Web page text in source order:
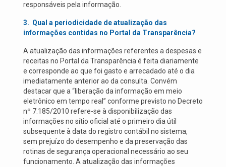
responsáveis pela informação.
3. Qual a periodicidade de atualização das
informações contidas no Portal da Transparência?
A atualização das informações referentes a despesas e
receitas no Portal da Transparência é feita diariamente
e corresponde ao que foi gasto e arrecadado até o dia
imediatamente anterior ao da consulta. Convém
destacar que a “liberação da informação em meio
eletrônico em tempo real” conforme previsto no Decreto
nº 7.185/2010 refere-se à disponibilização das
informações no sítio oficial até o primeiro dia útil
subsequente à data do registro contábil no sistema,
sem prejuízo do desempenho e da preservação das
rotinas de segurança operacional necessário ao seu
funcionamento. A atualização das informações